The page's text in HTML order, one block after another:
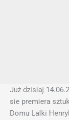
Już dzisiaj
sie premiera
Domu Lalki